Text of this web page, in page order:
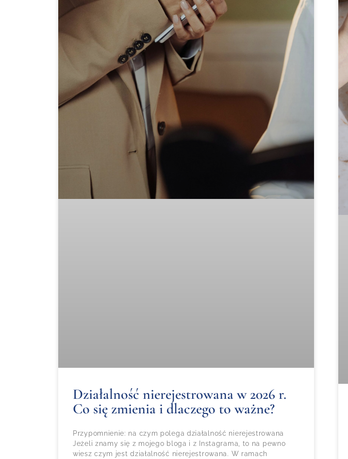
Działalność nierejestrowana w 2026 r.
Co się zmienia i dlaczego to ważne?
Przypomnienie: na czym polega działalność nierejestrowana
Jeżeli znamy się z mojego bloga i z Instagrama, to na pewno
wiesz czym jest działalność nierejestrowana. W ramach